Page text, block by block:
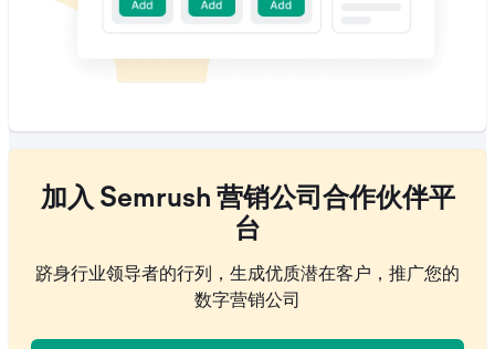
加入 Semrush 营销公司合作伙伴平
台
跻身行业领导者的行列，生成优质潜在客户，推广您的
数字营销公司